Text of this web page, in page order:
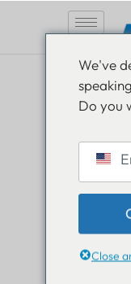
Sii
Scopri tutte le
We've
Do you
Close